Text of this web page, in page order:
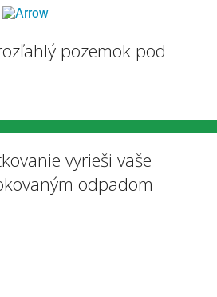
pozemok pod
vyrieši vaše
odpadom